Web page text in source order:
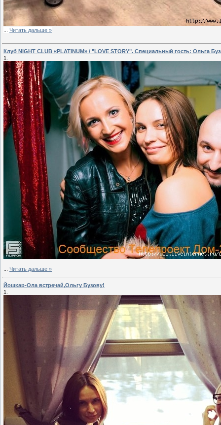
Читать дальше »
Клуб NIGHT CLUB «PLATINUM» / "LOVE STORY". Специальный гость: Ольга
1.
Читать дальше »
Йошкар-Ола встречай,Ольгу Бузову!
1.